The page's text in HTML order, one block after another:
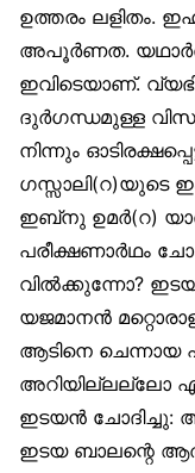
ഉത്തരം ലളിതം.
അപൂർണത.
ഇവിടെയാണ്.
ദുർഗന്ധമുള്ള
നിന്നും
ഗസ്സാലി(റ)യുടെ
ഇബ്‌നു ഉമർ(റ)
പരീക്ഷണാർഥം
വിൽക്കുന്നോ?
യജമാനൻ
ആടിനെ ചെന്നായ
അറിയില്ലല്ലോ
ഇടയൻ ചോദിച്ചു:
ഇടയ ബാലന്റെ